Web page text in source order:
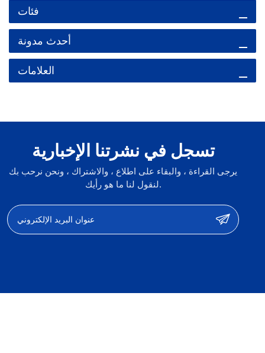
فئات
أحدث مدونة
العلامات
تسجل في نشرتنا الإخبارية
يرجى القراءة ، والبقاء على اطلاع ، والاشتراك ، ونحن نرحب بك
لنقول لنا ما هو رأيك.